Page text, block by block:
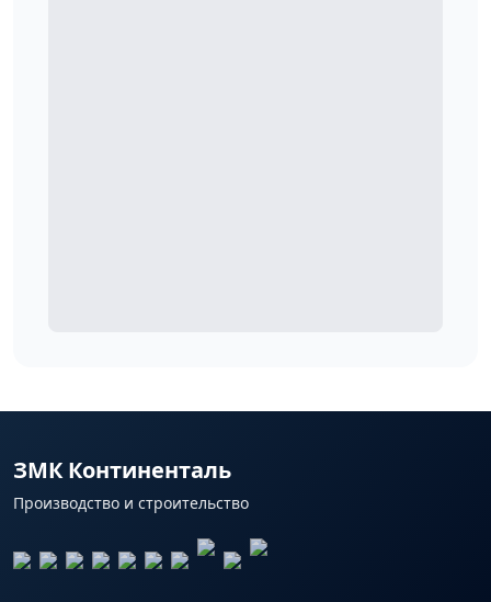
ЗМК Континенталь
Производство и строительство